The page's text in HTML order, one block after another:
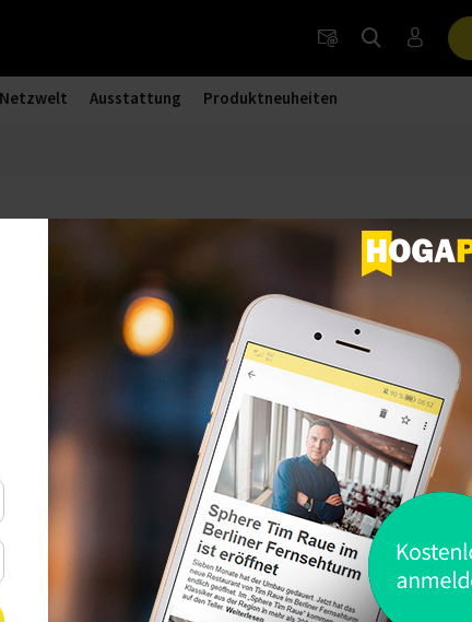
Netzwelt Ausstattung Produktneuheiten
KI-gesteuertes Telefonsystem
Systems, das bei der deutschen Hotelgruppe
sorgt. Die Technologie soll dem
mehrere hunderttausend Euro